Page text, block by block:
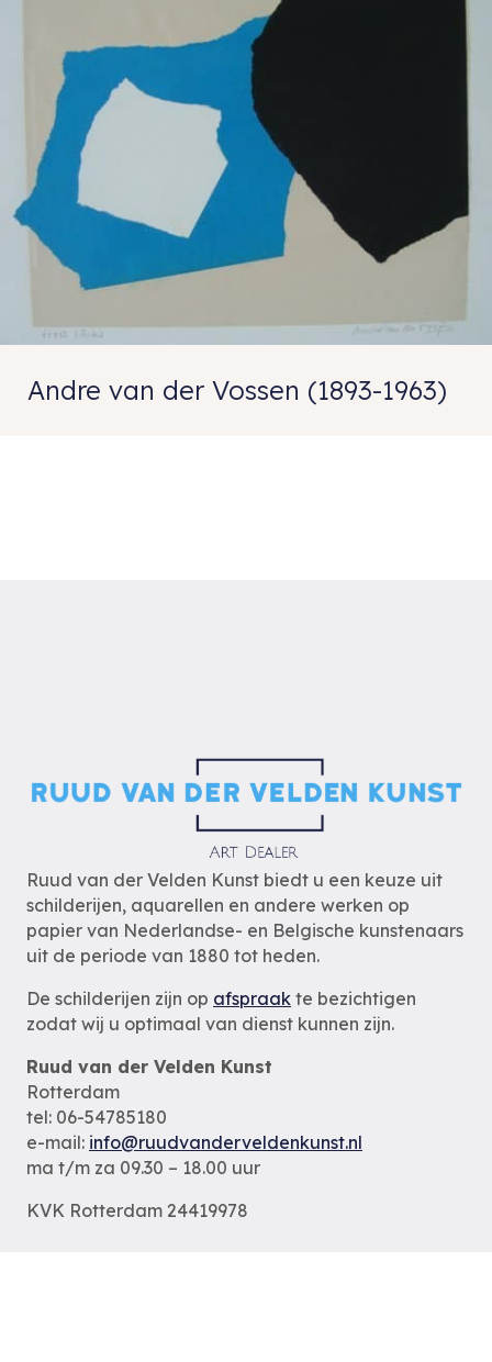
Andre van der Vossen (1893-1963)
Ruud van der Velden Kunst biedt u een keuze uit
schilderijen, aquarellen en andere werken op
papier van Nederlandse- en Belgische kunstenaars
uit de periode van 1880 tot heden.
De schilderijen zijn op afspraak te bezichtigen
zodat wij u optimaal van dienst kunnen zijn.
Ruud van der Velden Kunst
Rotterdam
tel: 06-54785180
e-mail: info@ruudvanderveldenkunst.nl
ma t/m za 09.30 – 18.00 uur
KVK Rotterdam 24419978